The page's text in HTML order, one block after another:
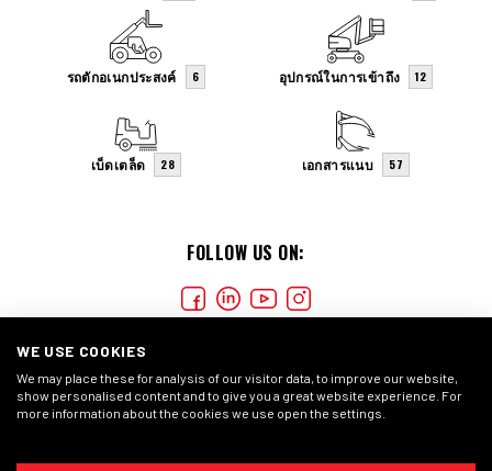
FOLLOW US ON:
รถตักอเนกประสงค์ 6 อุปกรณ์ในการเข้าถึง 12
เบ็ดเตล็ด 28 เอกสารแนบ 57
COOKIES PRIVACY STATEMENT GENERAL CONDITIONS
WE USE COOKIES
We may place these for analysis of our visitor data, to improve our website,
show personalised content and to give you a great website experience. For
more information about the cookies we use open the settings.